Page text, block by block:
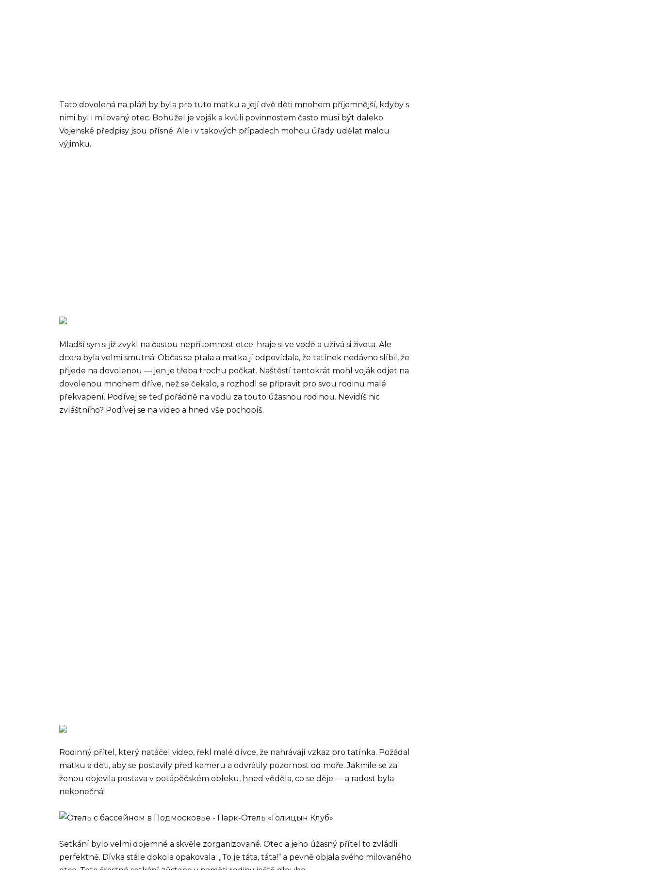
Tato dovolená na pláži by byla pro tuto matku a její dvě děti mnohem příjemnější, kdyby s
nimi byl i milovaný otec. Bohužel je voják a kvůli povinnostem často musí být daleko.
Vojenské předpisy jsou přísné. Ale i v takových případech mohou úřady udělat malou
výjimku.
Mladší syn si již zvykl na častou nepřítomnost otce; hraje si ve vodě a užívá si života. Ale
dcera byla velmi smutná. Občas se ptala a matka jí odpovídala, že tatínek nedávno slíbil, že
přijede na dovolenou — jen je třeba trochu počkat. Naštěstí tentokrát mohl voják odjet na
dovolenou mnohem dříve, než se čekalo, a rozhodl se připravit pro svou rodinu malé
překvapení. Podívej se teď pořádně na vodu za touto úžasnou rodinou. Nevidíš nic
zvláštního? Podívej se na video a hned vše pochopíš.
Rodinný přítel, který natáčel video, řekl malé dívce, že nahrávají vzkaz pro tatínka. Požádal
matku a děti, aby se postavily před kameru a odvrátily pozornost od moře. Jakmile se za
ženou objevila postava v potápěčském obleku, hned věděla, co se děje — a radost byla
nekonečná!
Setkání bylo velmi dojemné a skvěle zorganizované. Otec a jeho úžasný přítel to zvládli
perfektně. Dívka stále dokola opakovala: „To je táta, táta!“ a pevně objala svého milovaného